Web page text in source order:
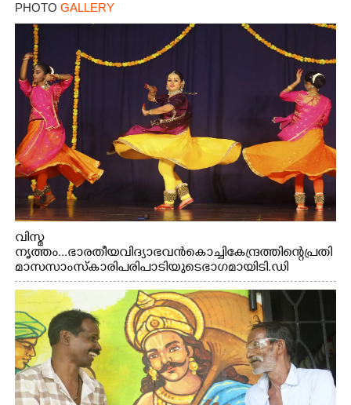
PHOTO GALLERY
വിസ്മ
നൃത്തം...ഭാരതീയ വിദ്യാഭവൻ കൊച്ചി കേന്ദ്രത്തിന്റെ പ്രതി
മാസ സാംസ്കാരി പരിപാടിയുടെ ഭാഗമായി ടി.ഡി
റോഡിലെ ഭാരതീയ വിദ്യാഭവൻ സർദാർ പട്ടേൽ
സഭാഗൃഹത്തിൽ പ്രശസ്ത കഥക് നർത്തകി എം.
അക്ഷത അവതരിപ്പിച്ച ലയ നമൻ കഥകിൽ നിന്ന്